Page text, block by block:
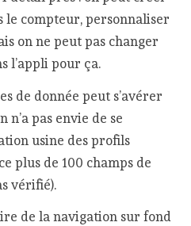
compteur, personnaliser
on ne peut pas changer
l’appli pour ça.
de donnée peut s’avérer
n’a pas envie de se
usine des profils
plus de 100 champs de
vérifié).
de la navigation sur fond